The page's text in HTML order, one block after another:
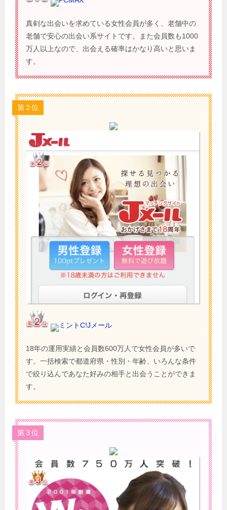
真剣な出会いを求めている女性会員が多く、老舗中の
老舗で安心の出会い系サイトです。また会員数も1000
万人以上なので、出会える確率はかなり高いと思いま
す。
第２位
ミントC!Jメール
18年の運用実績と会員数600万人で女性会員が多いで
す。一括検索で都道府県・性別・年齢、いろんな条件
で絞り込んであなた好みの相手と出会うことができま
す。
第３位